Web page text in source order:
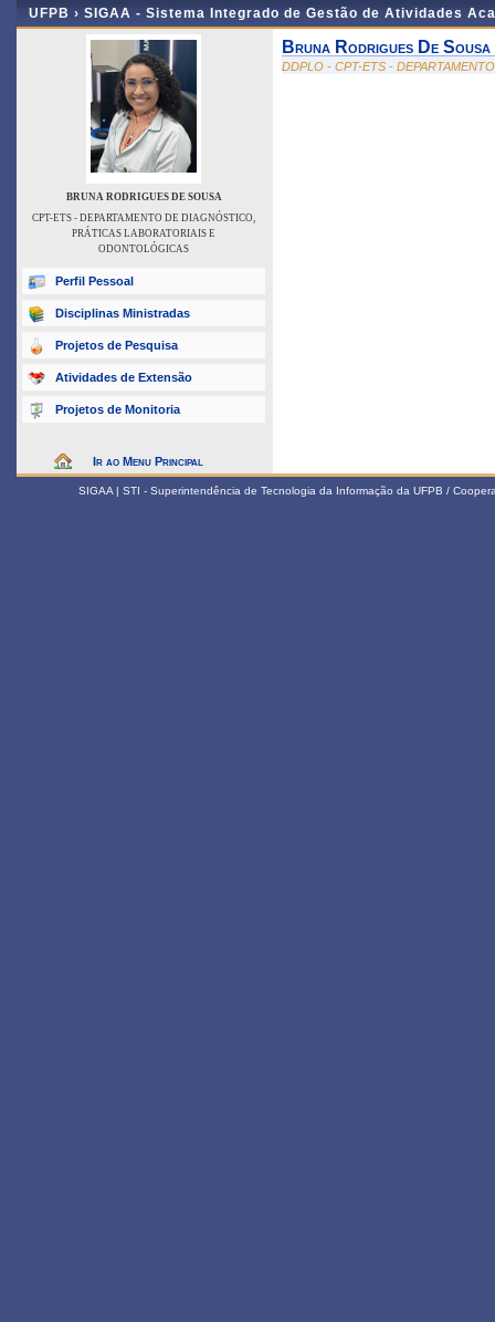
UFPB › SIGAA - Sistema Integrado de Gestão de Atividades
BRUNA RODRIGUES DE SOUSA
CPT-ETS - DEPARTAMENTO DE DIAGNÓSTICO,
PRÁTICAS LABORATORIAIS E
ODONTOLÓGICAS
Perfil Pessoal
Disciplinas Ministradas
Projetos de Pesquisa
Atividades de Extensão
Projetos de Monitoria
Ir ao Menu Principal
Bruna Rodrigues De Sousa
DDPLO - CPT-ETS -
SIGAA | STI - Superintendência de Tecnologia da Informação da UFPB /